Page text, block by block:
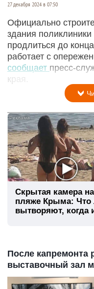
27 декабря 2024 в 07:50
Официально
здания
продлиться до
работает с
сообщает пресс-
края.
Скрытая камера на
пляже Крыма:
вытворяют, когда
После капремонта
выставочный зал